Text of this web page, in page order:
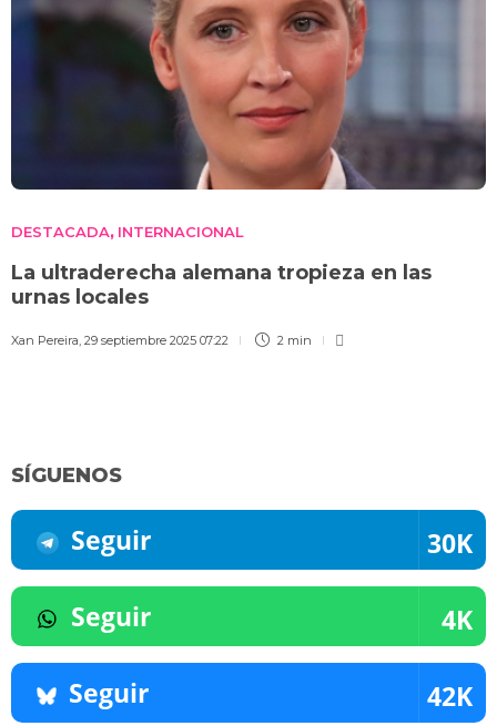
DESTACADA, INTERNACIONAL
La ultraderecha alemana tropieza en las
urnas locales
Xan Pereira, 29 septiembre 2025 07:22 2 min
SÍGUENOS
Seguir 30K
Seguir 4K
Seguir 42K